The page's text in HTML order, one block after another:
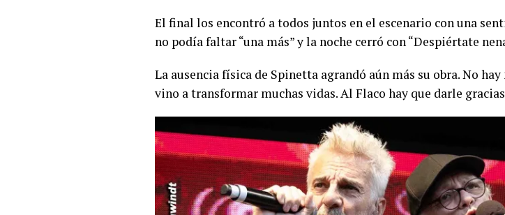
El final los encontró a todos juntos en el escenario con una
no podía faltar “una más” y la noche cerró con “Despiértate
La ausencia física de Spinetta agrandó aún más su obra. No
vino a transformar muchas vidas. Al Flaco hay que darle